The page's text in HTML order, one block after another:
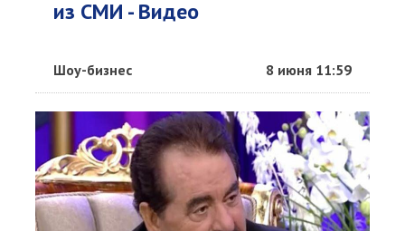
из СМИ - Видео
Шоу-бизнес 8 июня 11:59